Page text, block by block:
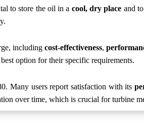
to store the oil in a cool, dry place and
including cost-effectiveness,
option for their specific requirements.
Many users report satisfaction with its
over time, which is crucial for turbine